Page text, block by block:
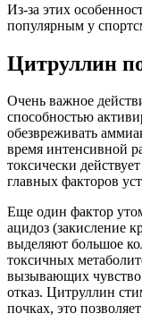
Из-за этих
популярным у
Цитруллин
Очень важное
способностью
обезвреживать
время интенсивной
токсически
главных факторов
Еще один фактор
ацидоз (закисление
выделяют большое
токсичных
вызывающих
отказ. Цитруллин
почках, это